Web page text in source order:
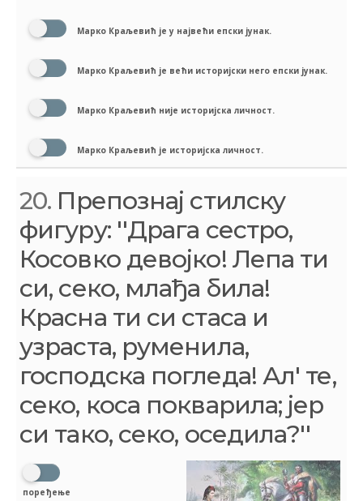
Марко Краљевић је у највећи епски јунак.
Марко Краљевић је већи историјски него епски јунак.
Марко Краљевић није историјска личност.
Марко Краљевић је историјска личност.
20. Препознај стилску
фигуру: ''Драга сестро,
Косовко девојко! Лепа ти
си, секо, млађа била!
Красна ти си стаса и
узраста, руменила,
господска погледа! Ал' те,
секо, коса покварила; јер
си тако, секо, оседила?''
поређење